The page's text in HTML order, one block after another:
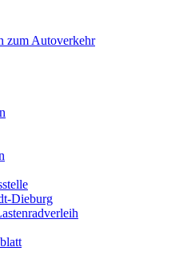
zum Autoverkehr
Dieburg